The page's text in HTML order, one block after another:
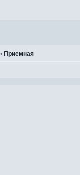
Приемная